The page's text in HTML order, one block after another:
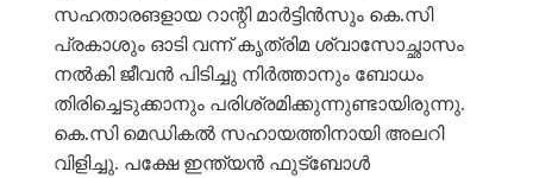
സഹതാരങളായ റാന്റി മാർട്ടിൻസും കെ.സി
പ്രകാശും ഓടി വന്ന് കൃത്രിമ ശ്വാസോച്ഛാസം
നൽകി ജീവൻ പിടിച്ചു നിർത്താനും ബോധം
തിരിച്ചെടുക്കാനും പരിശ്രമിക്കുന്നുണ്ടായിരുന്നു.
കെ.സി മെഡികൽ സഹായത്തിനായി അലറി
വിളിച്ചു. പക്ഷേ ഇന്ത്യൻ ഫുട്ബോൾ